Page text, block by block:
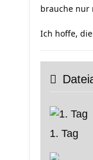
brauche nur
Ich hoffe,
1. Tag